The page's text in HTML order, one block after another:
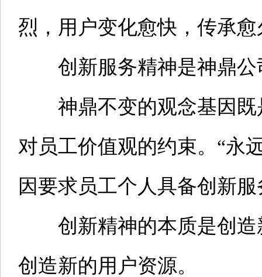
烈，用户变化愈快，传承愈
创新服务精神是神鼎公
神鼎不变的观念基因既
对员工价值观的约束。“永
因要求员工个人具备创新
创新精神的本质是创造
创造新的用户资源。